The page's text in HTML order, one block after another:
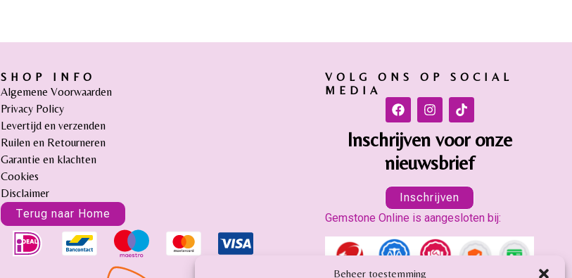
Beheer toestemming
SHOP INFO
Algemene Voorwaarden
Privacy Policy
Levertijd en verzenden
Ruilen en Retourneren
Garantie en klachten
Cookies
Disclaimer
Terug naar Home
VOLG ONS OP SOCIAL
MEDIA
Inschrijven voor onze
nieuwsbrief
Inschrijven
Gemstone Online is aangesloten bij: